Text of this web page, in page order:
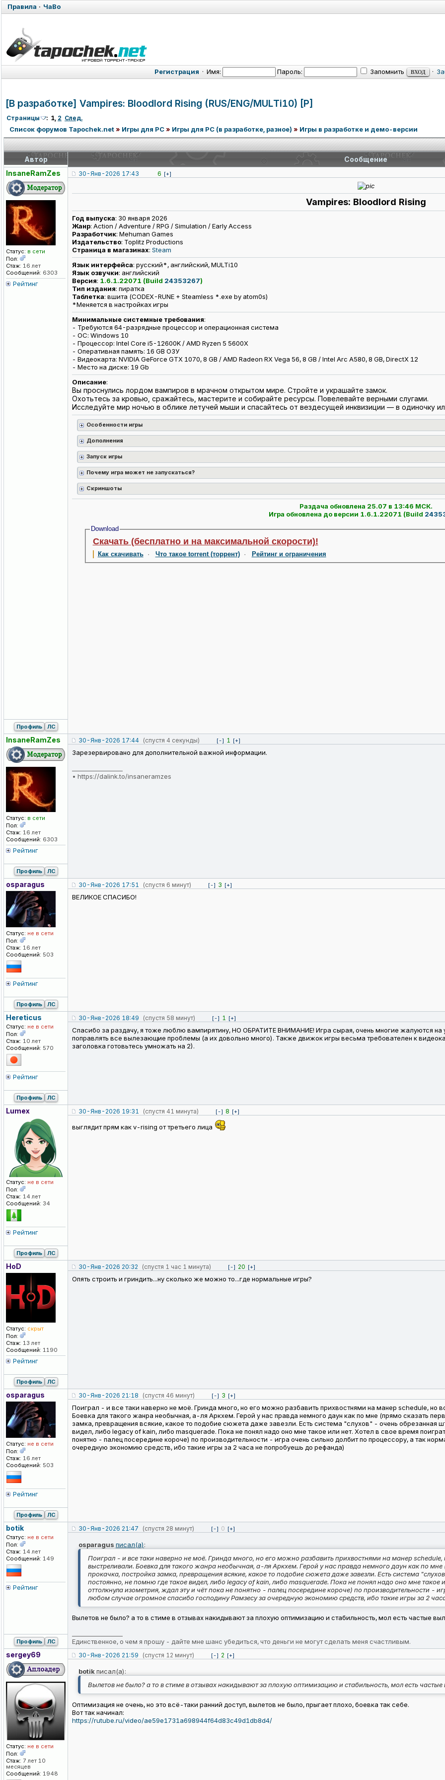
Правила · ЧаВо
Регистрация · Имя: Пароль: Запомнить ·
[В разработке] Vampires: Bloodlord Rising (RUS/ENG/MULTi10) [P]
Страницы : 1, 2 След.
Список форумов Tapochek.net» Игры для PC» Игры для PC (в разработке, разное) » Игры в разработке и демо-версии
Автор
Сообщение
InsaneRamZes
Статус: в сети
Пол:
Стаж: 16 лет
Сообщений: 6303
Рейтинг
30-Янв-2026 17:43 6 [+]
Vampires: Bloodlord Rising
Год выпуска: 30 января 2026
Жанр: Action / Adventure / RPG / Simulation / Early Access
Разработчик: Mehuman Games
Издательство: Toplitz Productions
Страница в магазинах: Steam
Язык интерфейса: русский*, английский, MULTi10
Язык озвучки: английский
Версия: 1.6.1.22071 (Build 24353267)
Тип издания: пиратка
Таблeтка: вшита (CODEX-RUNE + Steamless *.exe by atom0s)
*Меняется в настройках игры
Минимальные системные требования:
- Требуются 64-разрядные процессор и операционная система
- ОС: Windows 10
- Процессор: Intel Core i5-12600K / AMD Ryzen 5 5600X
- Оперативная память: 16 GB ОЗУ
- Видеокарта: NVIDIA GeForce GTX 1070, 8 GB / AMD Radeon RX Vega 56, 8 GB / Intel Arc A580, 8 GB, DirectX 12
- Место на диске: 19 Gb
Описание:
Вы проснулись лордом вампиров в мрачном открытом мире. Стройте и украшайте замок.
Охотьтесь за кровью, сражайтесь, мастерите и собирайте ресурсы. Повелевайте верными слугами.
Исследуйте мир ночью в облике летучей мыши и спасайтесь от вездесущей инквизиции — в одиночку
Особенности игры
Дополнения
Запуск игры
Почему игра может не запускаться?
Скриншоты
Раздача обновлена 25.07 в 13:46 МСК.
Игра обновлена до версии 1.6.1.22071 (Build
Download
Скачать (бесплатно и на максимальной скорости)!
Как скачивать· Что такое torrent (торрент)· Рейтинг и ограничения
Профиль ЛС
InsaneRamZes
Статус: в сети
Пол:
Стаж: 16 лет
Сообщений: 6303
Рейтинг
30-Янв-2026 17:44 (спустя 4 секунды) [-] 1 [+]
Зарезервировано для дополнительной важной информации.
• https://dalink.to/insaneramzes
Профиль ЛС
osparagus
Статус: не в сети
Пол:
Стаж: 16 лет
Сообщений: 503
Рейтинг
30-Янв-2026 17:51 (спустя 6 минут) [-] 3 [+]
ВЕЛИКОЕ СПАСИБО!
Профиль ЛС
Hereticus
Статус: не в сети
Пол:
Стаж: 10 лет
Сообщений: 570
Рейтинг
30-Янв-2026 18:49 (спустя 58 минут) [-] 1 [+]
Спасибо за раздачу, я тоже люблю вампирятину, НО ОБРАТИТЕ ВНИМАНИЕ! Игра сырая, очень многие жалуются на
поправлять все вылезающие проблемы (а их довольно много). Также движок игры весьма требователен к
заголовка готовьтесь умножать на 2).
Профиль ЛС
Lumex
Статус: не в сети
Пол:
Стаж: 14 лет
Сообщений: 34
Рейтинг
30-Янв-2026 19:31 (спустя 41 минута) [-] 8 [+]
выглядит прям как v-rising от третьего лица
Профиль ЛС
HoD
Статус: скрыт
Пол:
Стаж: 13 лет
Сообщений: 1190
Рейтинг
30-Янв-2026 20:32 (спустя 1 час 1 минута) [-] 20 [+]
Опять строить и гриндить...ну сколько же можно то...где нормальные игры?
Профиль ЛС
osparagus
Статус: не в сети
Пол:
Стаж: 16 лет
Сообщений: 503
Рейтинг
30-Янв-2026 21:18 (спустя 46 минут) [-] 3 [+]
Поиграл - и все таки наверно не моё. Гринда много, но его можно разбавить прихвостнями на манер schedule, но
Боевка для такого жанра необычная, а-ля Аркхем. Герой у нас правда немного даун как по мне (прямо сказать
замка, превращения всякие, какое то подобие сюжета даже завезли. Есть система "слухов" - очень обрезанная
видел, либо legacy of kain, либо masquerade. Пока не понял надо оно мне такое или нет. Хотел в свое время
понятно - палец посередине короче) по производительности - игра очень сильно долбит по процессору, а так
очередную экономию средств, ибо такие игры за 2 часа не попробуешь до рефанда)
Профиль ЛС
botik
Статус: не в сети
Пол:
Стаж: 14 лет
Сообщений: 149
Рейтинг
30-Янв-2026 21:47 (спустя 28 минут) [-] 0 [+]
osparagus писал(а):
Поиграл - и все таки наверно не моё. Гринда много, но его можно разбавить прихвостнями на манер schedule,
выстреливали. Боевка для такого жанра необычная, а-ля Аркхем. Герой у нас правда немного даун как по
прокачка, постройка замка, превращения всякие, какое то подобие сюжета даже завезли. Есть система
постоянно, не помню где такое видел, либо legacy of kain, либо masquerade. Пока не понял надо оно мне такое
оттолкнула изометрия, ждал эту и чёт пока не понятно - палец посередине короче) по производительности -
любом случае огромное спасибо господину Рамзесу за очередную экономию средств, ибо такие игры за 2
Вылетов не было? а то в стиме в отзывах накидывают за плохую оптимизацию и стабильность, мол есть частые
Единственное, о чем я прошу - дайте мне шанс убедиться, что деньги не могут сделать меня счастливым.
Профиль ЛС
sergey69
Статус: не в сети
Пол:
Стаж: 7 лет 10
месяцев
Сообщений: 1948
30-Янв-2026 21:59 (спустя 12 минут) [-] 2 [+]
botikписал(а):
Вылетов не было? а то в стиме в отзывах накидывают за плохую оптимизацию и стабильность, мол есть частые
Оптимизация не очень, но это всё-таки ранний доступ, вылетов не было, прыгает плохо, боевка так себе.
Вот так начинал:
https://rutube.ru/video/ae59e1731a698944f64d83c49d1db8d4/